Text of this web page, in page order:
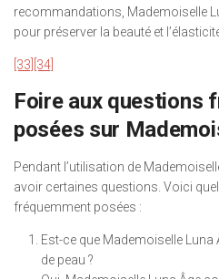
recommandations, Mademoiselle
pour préserver la beauté et
[33] [34]
Foire aux questions
posées sur
Pendant l’utilisation de
avoir certaines questions. Voici
fréquemment posées :
Est-ce que Mademoiselle
de peau ?